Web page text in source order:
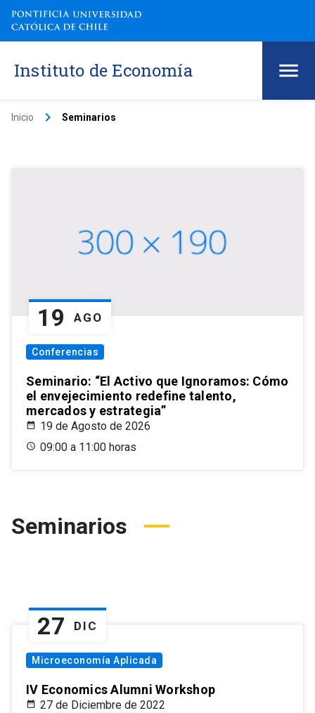
Instituto de Economía
Inicio keyboard_arrow_right Seminarios
19 AGO
Conferencias
Seminario: “El Activo que Ignoramos: Cómo
el envejecimiento redefine talento,
mercados y estrategia”
19 de Agosto de 2026
09:00 a 11:00 horas
Seminarios
27 DIC
Microeconomía Aplicada
IV Economics Alumni Workshop
27 de Diciembre de 2022